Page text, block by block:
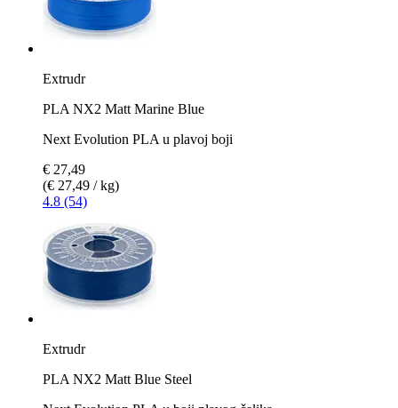
Extrudr
PLA NX2 Matt Marine Blue
Next Evolution PLA u plavoj boji
€ 27,49
(€ 27,49 / kg)
4.8 (54)
Extrudr
PLA NX2 Matt Blue Steel